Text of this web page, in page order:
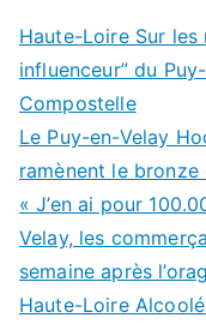
Haute-Loire Sur les
influenceur” du
Compostelle
Le Puy-en-Velay
ramènent le
« J’en ai pour
Velay, les
semaine après
Haute-Loire